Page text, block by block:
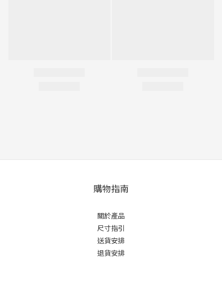
購物指南
關於產品
尺寸指引
送貨安排
退貨安排